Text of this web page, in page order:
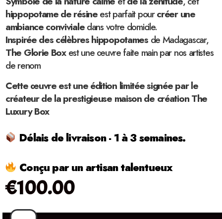
hippopotame de résineest parfait pourcréer une
ambiance convivialedans votre domicile.
Inspirée des célèbres hippopotamesde Madagascar,
The Glorie Boxest une œuvre faite main par nos artistes
de renom
Cette œuvre est une édition limitée signée par le
créateur de la prestigieuse maison de création The
Luxury Box
Délais de livraison - 1 à 3 semaines.
Conçu par un artisan talentueux
€100.00